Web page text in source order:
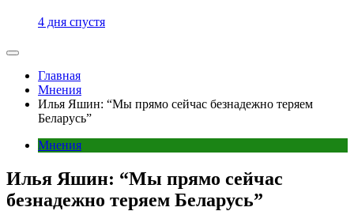
4 дня спустя
Главная
Мнения
Илья Яшин: “Мы прямо сейчас безнадежно теряем
Беларусь”
Мнения
Илья Яшин: “Мы прямо сейчас
безнадежно теряем Беларусь”